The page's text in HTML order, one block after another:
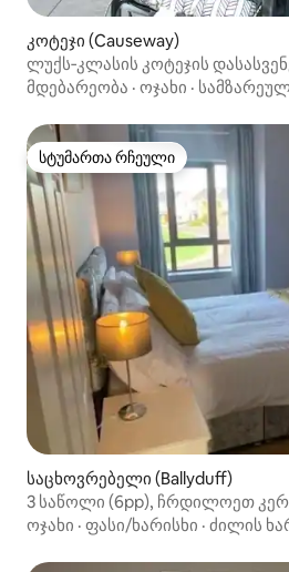
კოტეჯი (Causeway)
ლუქს‑კლასის კოტეჯის
ვაილდ‑ატლანტიკ‑ვეიზე
მდებარეობა · ოჯახი ·
სტუმართა რჩეული
სტუმართა რჩეული
საცხოვრებელი (Ballyduff)
3 საწოლი (6pp), ჩრდილოეთ
პლაჟი
ოჯახი · ფასი/ხარისხი · ძილის